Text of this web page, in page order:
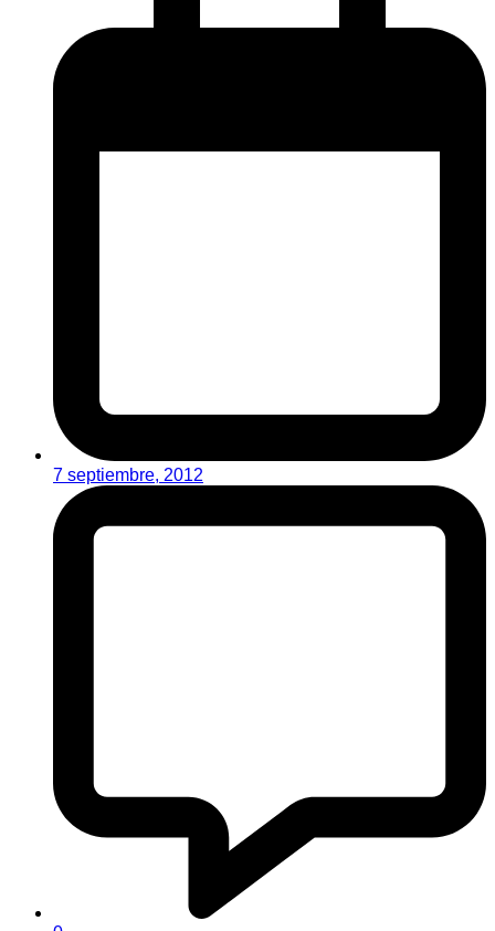
7 septiembre, 2012